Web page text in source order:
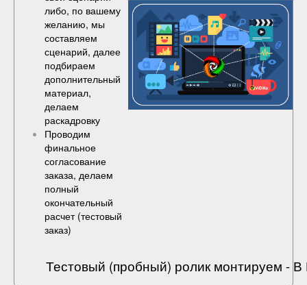
либо, по вашему
желанию, мы
составляем
сценарий, далее
подбираем
дополнительный
материал,
делаем
раскадровку
Проводим
финальное
согласование
заказа, делаем
полный
окончательный
расчет (тестовый
заказ)
Тестовый (пробный) ролик монтируем -